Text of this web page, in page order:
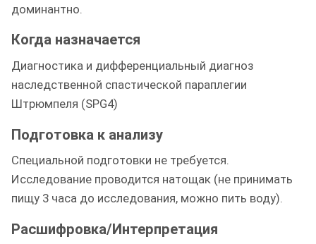
доминантно.
Когда назначается
Диагностика и дифференциальный диагноз
наследственной спастической параплегии
Штрюмпеля (SPG4)
Подготовка к анализу
Специальной подготовки не требуется.
Исследование проводится натощак (не принимать
пищу 3 часа до исследования, можно пить воду).
Расшифровка/Интерпретация